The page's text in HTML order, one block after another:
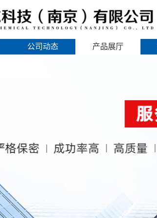
公司动态 产品展厅